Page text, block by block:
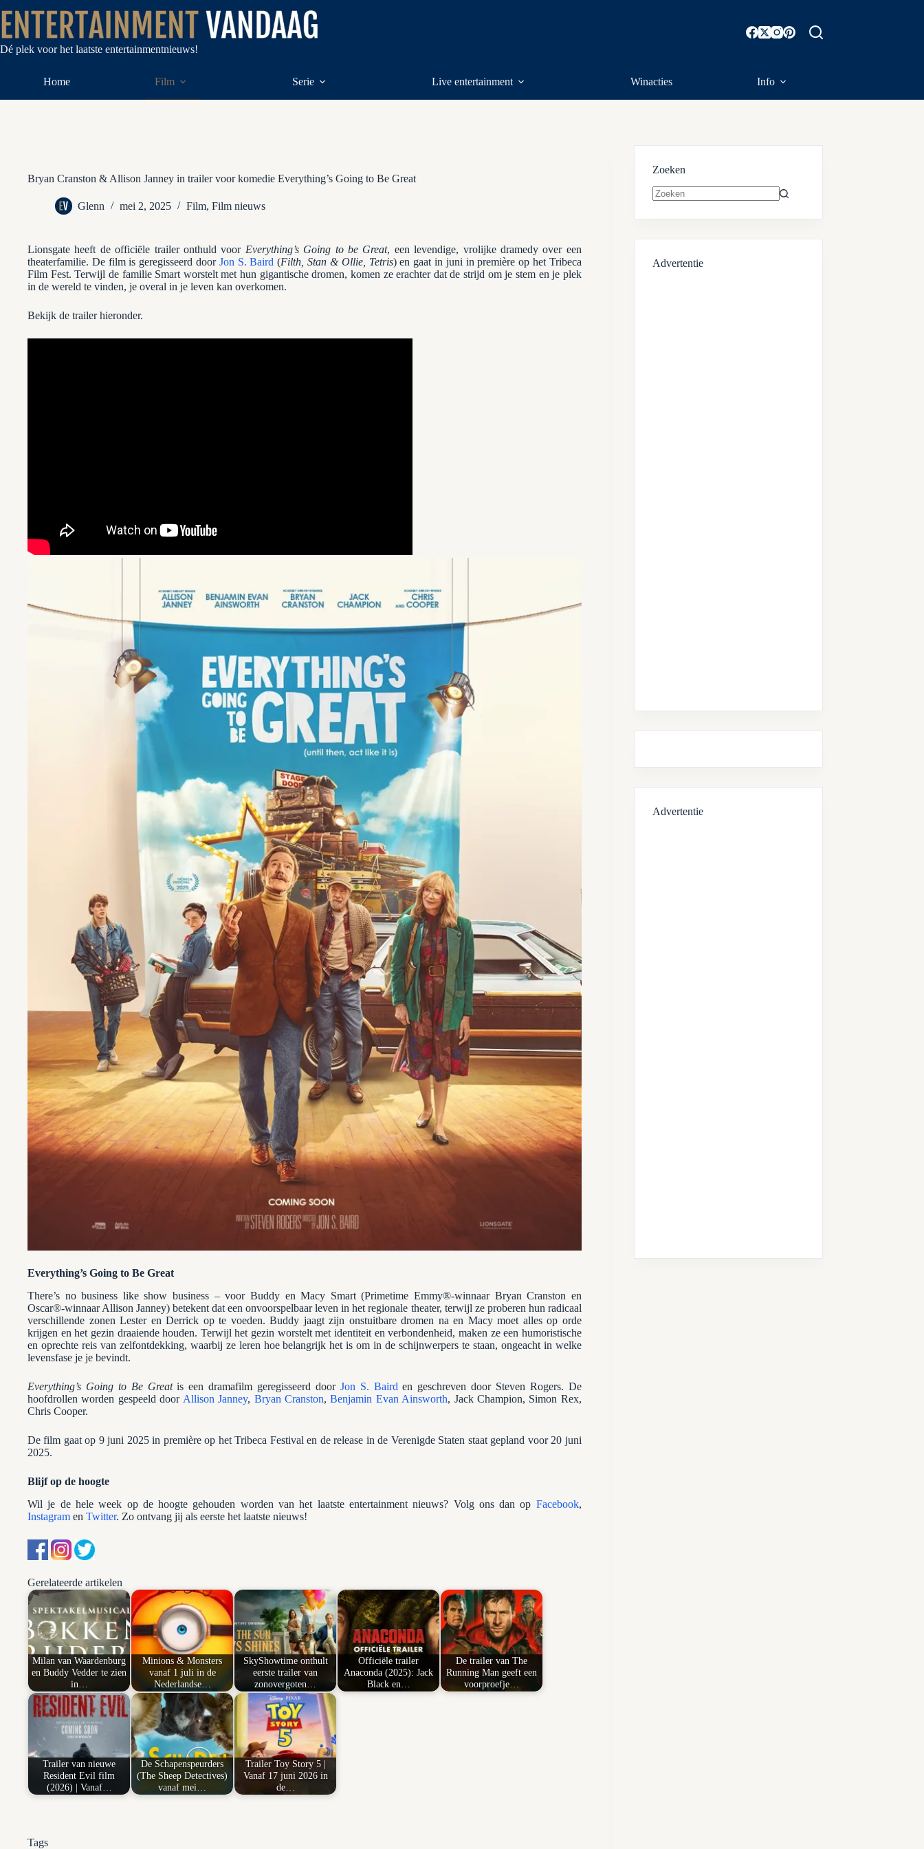
naar
de
inhoud
Dé plek voor het laatste entertainmentnieuws!
Home Film Serie Live entertainment Winacties Info
Bryan Cranston & Allison Janney in trailer voor komedie Everything’s Going to Be Great
Glenn mei 2, 2025 Film, Film nieuws
Lionsgate heeft de officiële trailer onthuld voorEverything’s Going to be Great, een levendige, vrolijke dramedy over een
theaterfamilie. De film is geregisseerd door Jon S. Baird (Filth, Stan & Ollie, Tetris) en gaat in juni in première op het Tribeca
Film Fest. Terwijl de familie Smart worstelt met hun gigantische dromen, komen ze erachter dat de strijd om je stem en je plek
in de wereld te vinden, je overal in je leven kan overkomen.
Bekijk de trailer hieronder.
Everything’s Going to Be Great
There’s no business like show business – voor Buddy en Macy Smart (Primetime Emmy®-winnaar Bryan Cranston en
Oscar®-winnaar Allison Janney) betekent dat een onvoorspelbaar leven in het regionale theater, terwijl ze proberen hun radicaal
verschillende zonen Lester en Derrick op te voeden. Buddy jaagt zijn onstuitbare dromen na en Macy moet alles op orde
krijgen en het gezin draaiende houden. Terwijl het gezin worstelt met identiteit en verbondenheid, maken ze een humoristische
en oprechte reis van zelfontdekking, waarbij ze leren hoe belangrijk het is om in de schijnwerpers te staan, ongeacht in welke
levensfase je je bevindt.
Everything’s Going to Be Greatis een dramafilm geregisseerd door Jon S. Baird en geschreven door Steven Rogers. De
hoofdrollen worden gespeeld door Allison Janney, Bryan Cranston,Benjamin Evan Ainsworth, Jack Champion, Simon Rex,
Chris Cooper.
De film gaat op 9 juni 2025 in première op het Tribeca Festival en de release in de Verenigde Staten staat gepland voor 20 juni
2025.
Blijf op de hoogte
Wil je de hele week op de hoogte gehouden worden van het laatste entertainment nieuws? Volg ons dan op Facebook,
Instagram en Twitter. Zo ontvang jij als eerste het laatste nieuws!
Gerelateerde artikelen
Milan van Waardenburg
en Buddy Vedder te zien
in…
Minions & Monsters
vanaf 1 juli in de
Nederlandse…
SkyShowtime onthult
eerste trailer van
zonovergoten…
Officiële trailer
Anaconda (2025): Jack
Black en…
De trailer van The
Running Man geeft een
voorproefje…
Trailer van nieuwe
Resident Evil film
(2026) | Vanaf…
De Schapenspeurders
(The Sheep Detectives)
vanaf mei…
Trailer Toy Story 5 |
Vanaf 17 juni 2026 in
de…
Tags
Zoeken
resultaten
Advertentie
Advertentie